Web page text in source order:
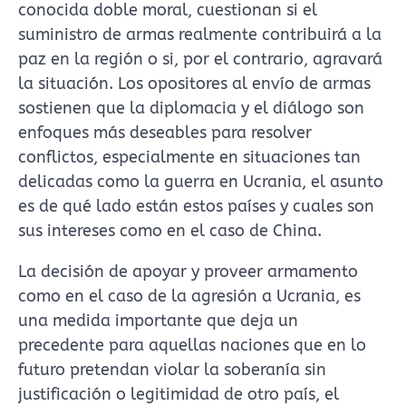
conocida doble moral, cuestionan si el
suministro de armas realmente contribuirá a la
paz en la región o si, por el contrario, agravará
la situación. Los opositores al envío de armas
sostienen que la diplomacia y el diálogo son
enfoques más deseables para resolver
conflictos, especialmente en situaciones tan
delicadas como la guerra en Ucrania, el asunto
es de qué lado están estos países y cuales son
sus intereses como en el caso de China.
La decisión de apoyar y proveer armamento
como en el caso de la agresión a Ucrania, es
una medida importante que deja un
precedente para aquellas naciones que en lo
futuro pretendan violar la soberanía sin
justificación o legitimidad de otro país, el